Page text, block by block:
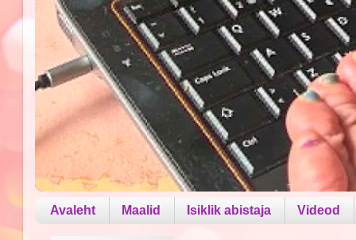
Avaleht Maalid Isiklik abistaja Videod